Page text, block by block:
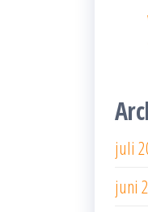
juli
juni